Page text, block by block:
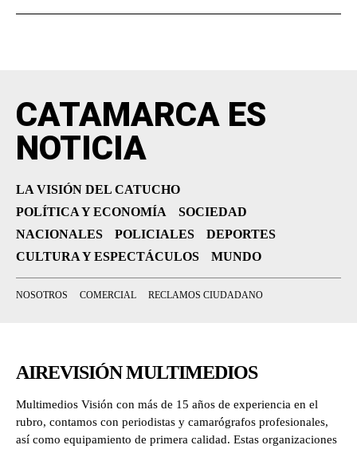
CATAMARCA ES
NOTICIA
LA VISIÓN DEL CATUCHO
POLÍTICA Y ECONOMÍA
SOCIEDAD
NACIONALES
POLICIALES
DEPORTES
CULTURA Y ESPECTÁCULOS
MUNDO
NOSOTROS COMERCIAL RECLAMOS CIUDADANO
AIREVISIÓN MULTIMEDIOS
Multimedios Visión con más de 15 años de experiencia en el
rubro, contamos con periodistas y camarógrafos profesionales,
así como equipamiento de primera calidad. Estas organizaciones